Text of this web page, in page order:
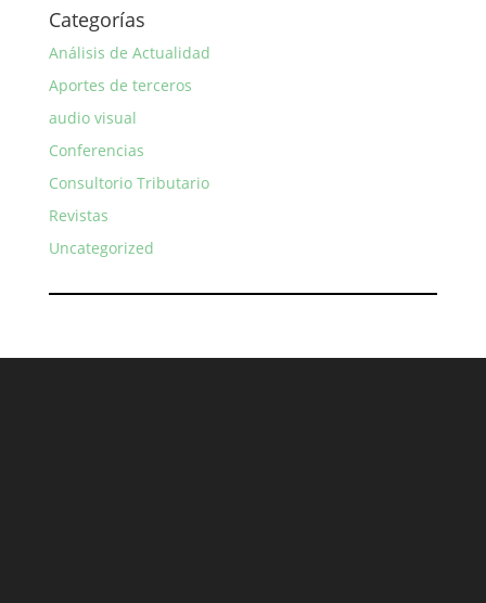
Categorías
Análisis de Actualidad
Aportes de terceros
audio visual
Conferencias
Consultorio Tributario
Revistas
Uncategorized